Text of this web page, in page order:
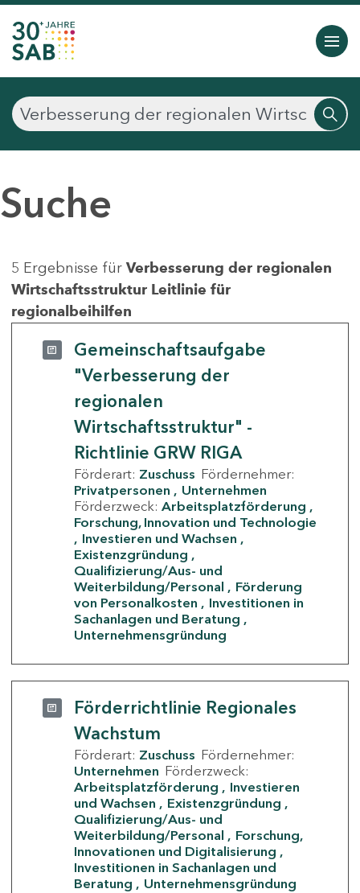
Suche
5 Ergebnisse für Verbesserung der regionalen
Wirtschaftsstruktur Leitlinie für
regionalbeihilfen
Gemeinschaftsaufgabe
"Verbesserung der
regionalen
Wirtschaftsstruktur" -
Richtlinie GRW RIGA
Förderart: Zuschuss Fördernehmer:
Privatpersonen
Unternehmen
Förderzweck: Arbeitsplatzförderung
Forschung, Innovation und Technologie
Investieren und Wachsen
Existenzgründung
Qualifizierung/Aus- und
Weiterbildung/Personal
Förderung
von Personalkosten
Investitionen in
Sachanlagen und Beratung
Unternehmensgründung
Förderrichtlinie Regionales
Wachstum
Förderart: Zuschuss Fördernehmer:
Unternehmen Förderzweck:
Arbeitsplatzförderung
Investieren
und Wachsen
Existenzgründung
Qualifizierung/Aus- und
Weiterbildung/Personal
Forschung,
Innovationen und Digitalisierung
Investitionen in Sachanlagen und
Beratung
Unternehmensgründung